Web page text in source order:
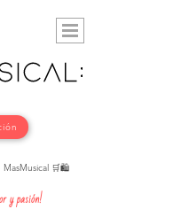
MasMusical 🛒🛍️
y pasión!